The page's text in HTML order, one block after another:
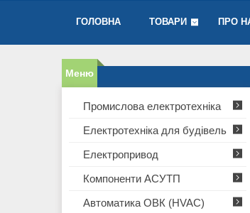
ГОЛОВНА ТОВАРИ ПРО
Промислова електротехніка
Електротехніка для будівель
Електропривод
Компоненти АСУТП
Автоматика ОВК (HVAC)